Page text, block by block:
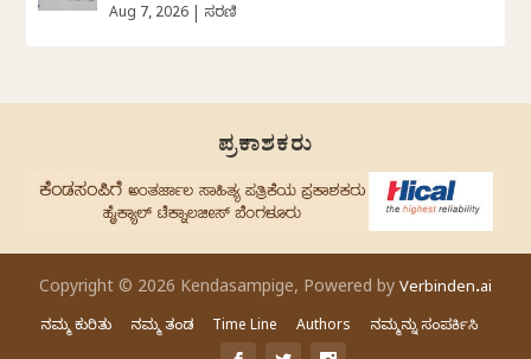
Aug 7, 2026 ಸರಣಿ
ಪ್ರಕಾಶಕರು
Copyright © 2026 Kendasampige, Powered by Verbinden.ai
ನಮ್ಮ ಕುರಿತು ನಮ್ಮ ತಂಡ Time Line Authors ನಮ್ಮನ್ನು ಸಂಪರ್ಕಿಸಿ